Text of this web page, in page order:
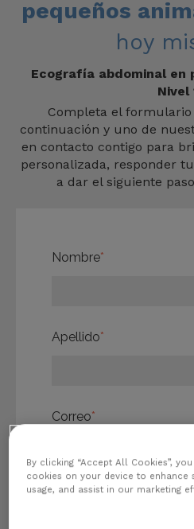
pequeños
hoy
Ecografía abdominal en
Nivel
Completa el
continuación y uno de
en contacto contigo para
personalizada, responder
a dar el siguiente
Nombre*
Apellido*
Correo*
Número de teléfono*
By clicking “Accept All Cookies”,
cookies on your device to enhance
usage, and assist in our marketing